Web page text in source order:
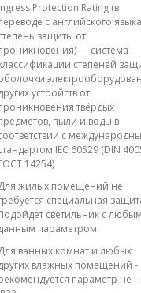
Protection Rating (в
с английского
защиты от
— система
степеней
устройств от
твёрдых
пыли и воды в
с
IEC 60529 (DIN
14254)
жилых помещений не
специальная
светильник с любым
параметром.
ванных комнат и любых
влажных помещений -
параметр не